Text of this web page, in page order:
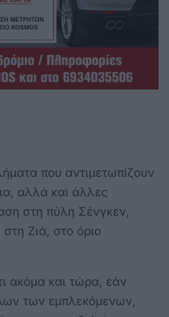
που αντιμετωπίζουν
αλλά και άλλες
στη πύλη Σένγκεν,
Ζιά, στο όριο
ακόμα και τώρα, εάν
των εμπλεκόμενων,